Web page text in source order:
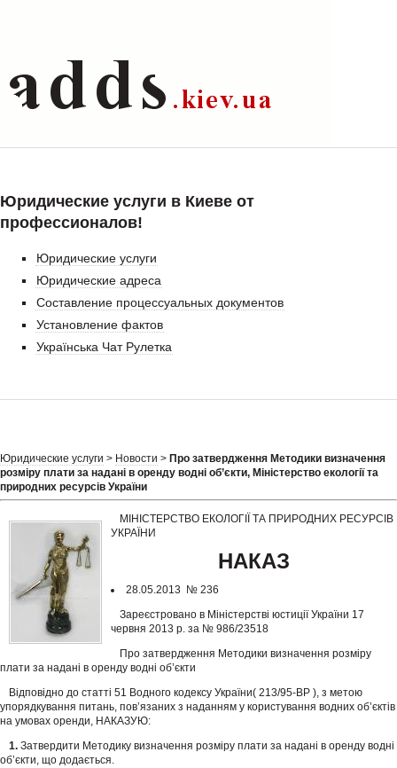
Юридические услуги в Киеве от
профессионалов!
Юридические услуги
Юридические адреса
Составление процессуальных документов
Установление фактов
Українська Чат Рулетка
Юридические услуги > Новости > Про затвердження Методики визначення
розміру плати за надані в оренду водні об’єкти, Міністерство екології та
природних ресурсів України
МІНІСТЕРСТВО ЕКОЛОГІЇ ТА ПРИРОДНИХ РЕСУРСІВ
УКРАЇНИ
НАКАЗ
28.05.2013 № 236
Зареєстровано в Міністерстві юстиції України 17
червня 2013 р. за № 986/23518
Про затвердження Методики визначення розміру
плати за надані в оренду водні об’єкти
Відповідно до статті 51 Водного кодексу України( 213/95-ВР ), з метою
упорядкування питань, пов’язаних з наданням у користування водних об’єктів
на умовах оренди, НАКАЗУЮ:
1. Затвердити Методику визначення розміру плати за надані в оренду водні
об’єкти, що додається.